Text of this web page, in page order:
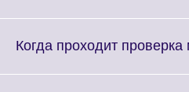
More
Когда проходит